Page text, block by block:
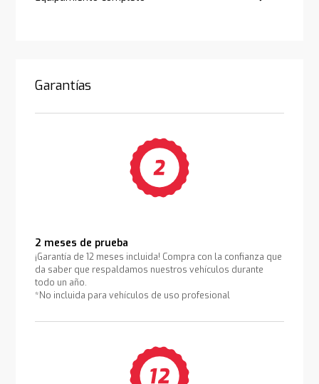
Garantías
2 meses de prueba
¡Garantía de 12 meses incluida! Compra con la confianza que
da saber que respaldamos nuestros vehículos durante
todo un año.
*No incluida para vehículos de uso profesional